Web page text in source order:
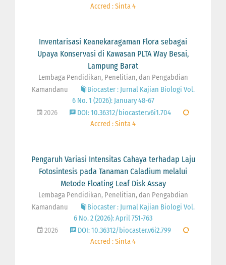
Accred : Sinta 4
Inventarisasi Keanekaragaman Flora sebagai
Upaya Konservasi di Kawasan PLTA Way Besai,
Lampung Barat
Lembaga Pendidikan, Penelitian, dan Pengabdian
Kamandanu
Biocaster : Jurnal Kajian Biologi Vol.
6 No. 1 (2026): January 48-67
2026
DOI: 10.36312/biocaster.v6i1.704
Accred : Sinta 4
Pengaruh Variasi Intensitas Cahaya terhadap Laju
Fotosintesis pada Tanaman Caladium melalui
Metode Floating Leaf Disk Assay
Lembaga Pendidikan, Penelitian, dan Pengabdian
Kamandanu
Biocaster : Jurnal Kajian Biologi Vol.
6 No. 2 (2026): April 751-763
2026
DOI: 10.36312/biocaster.v6i2.799
Accred : Sinta 4